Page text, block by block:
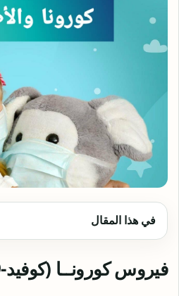
في هذا المقال
فيروس كورونــا (كوفيد-19)